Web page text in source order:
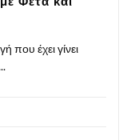
που έχει γίνει